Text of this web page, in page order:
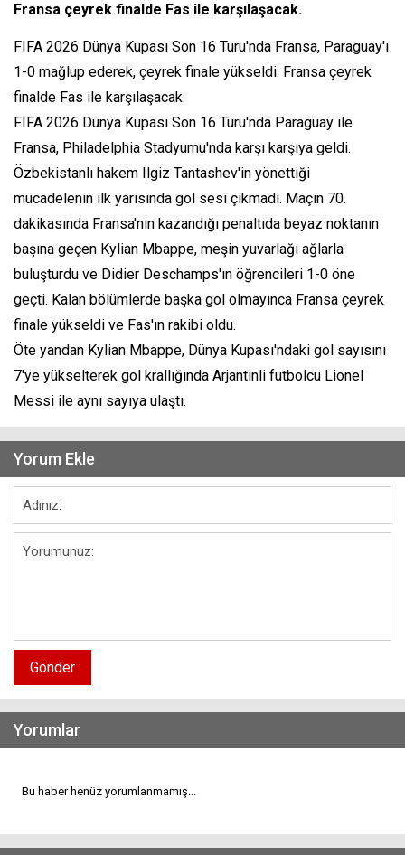
Fransa çeyrek finalde Fas ile karşılaşacak.
FIFA 2026 Dünya Kupası Son 16 Turu'nda Fransa, Paraguay'ı
1-0 mağlup ederek, çeyrek finale yükseldi. Fransa çeyrek
finalde Fas ile karşılaşacak.
FIFA 2026 Dünya Kupası Son 16 Turu'nda Paraguay ile
Fransa, Philadelphia Stadyumu'nda karşı karşıya geldi.
Özbekistanlı hakem Ilgiz Tantashev'in yönettiği
mücadelenin ilk yarısında gol sesi çıkmadı. Maçın 70.
dakikasında Fransa'nın kazandığı penaltıda beyaz noktanın
başına geçen Kylian Mbappe, meşin yuvarlağı ağlarla
buluşturdu ve Didier Deschamps'ın öğrencileri 1-0 öne
geçti. Kalan bölümlerde başka gol olmayınca Fransa çeyrek
finale yükseldi ve Fas'ın rakibi oldu.
Öte yandan Kylian Mbappe, Dünya Kupası'ndaki gol sayısını
7'ye yükselterek gol krallığında Arjantinli futbolcu Lionel
Messi ile aynı sayıya ulaştı.
Yorum Ekle
Gönder
Yorumlar
Bu haber henüz yorumlanmamış...